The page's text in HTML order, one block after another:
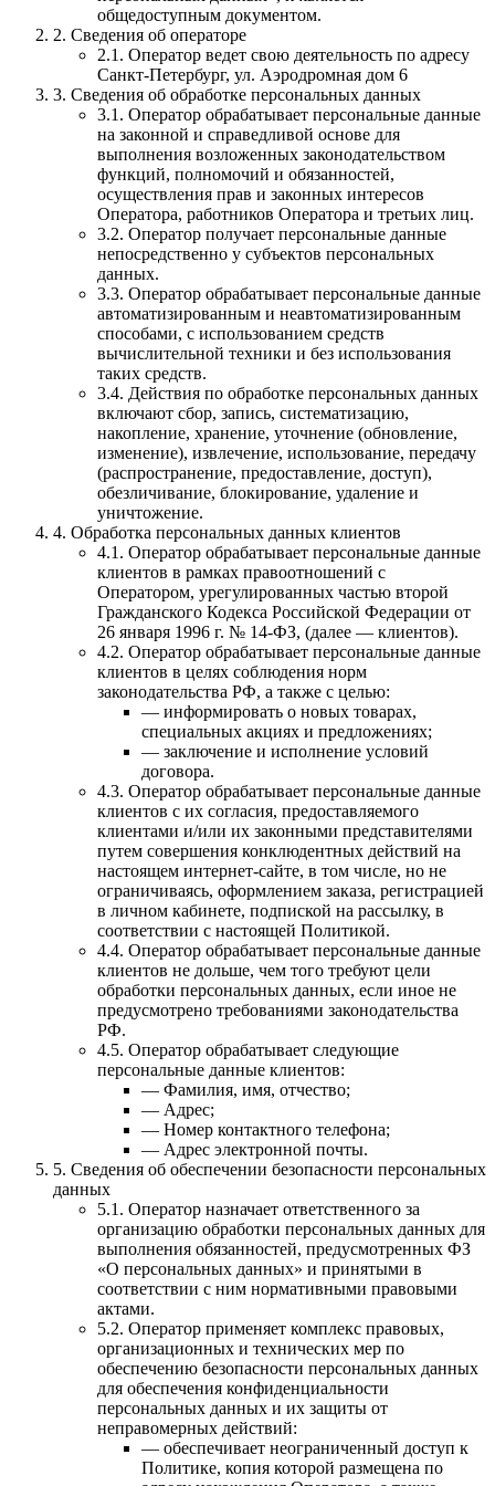
общедоступным документом.
2. Сведения об операторе
2.1. Оператор ведет свою деятельность по адресу
Санкт-Петербург, ул. Аэродромная дом 6
3. Сведения об обработке персональных данных
3.1. Оператор обрабатывает персональные данные
на законной и справедливой основе для
выполнения возложенных законодательством
функций, полномочий и обязанностей,
осуществления прав и законных интересов
Оператора, работников Оператора и третьих лиц.
3.2. Оператор получает персональные данные
непосредственно у субъектов персональных
данных.
3.3. Оператор обрабатывает персональные данные
автоматизированным и неавтоматизированным
способами, с использованием средств
вычислительной техники и без использования
таких средств.
3.4. Действия по обработке персональных данных
включают сбор, запись, систематизацию,
накопление, хранение, уточнение (обновление,
изменение), извлечение, использование, передачу
(распространение, предоставление, доступ),
обезличивание, блокирование, удаление и
уничтожение.
4. Обработка персональных данных клиентов
4.1. Оператор обрабатывает персональные данные
клиентов в рамках правоотношений с
Оператором, урегулированных частью второй
Гражданского Кодекса Российской Федерации от
26 января 1996 г. № 14-ФЗ, (далее — клиентов).
4.2. Оператор обрабатывает персональные данные
клиентов в целях соблюдения норм
законодательства РФ, а также с целью:
— информировать о новых товарах,
специальных акциях и предложениях;
— заключение и исполнение условий
договора.
4.3. Оператор обрабатывает персональные данные
клиентов с их согласия, предоставляемого
клиентами и/или их законными представителями
путем совершения конклюдентных действий на
настоящем интернет-сайте, в том числе, но не
ограничиваясь, оформлением заказа, регистрацией
в личном кабинете, подпиской на рассылку, в
соответствии с настоящей Политикой.
4.4. Оператор обрабатывает персональные данные
клиентов не дольше, чем того требуют цели
обработки персональных данных, если иное не
предусмотрено требованиями законодательства
РФ.
4.5. Оператор обрабатывает следующие
персональные данные клиентов:
— Фамилия, имя, отчество;
— Адрес;
— Номер контактного телефона;
— Адрес электронной почты.
5. Сведения об обеспечении безопасности персональных
данных
5.1. Оператор назначает ответственного за
организацию обработки персональных данных для
выполнения обязанностей, предусмотренных ФЗ
«О персональных данных» и принятыми в
соответствии с ним нормативными правовыми
актами.
5.2. Оператор применяет комплекс правовых,
организационных и технических мер по
обеспечению безопасности персональных данных
для обеспечения конфиденциальности
персональных данных и их защиты от
неправомерных действий:
— обеспечивает неограниченный доступ к
Политике, копия которой размещена по